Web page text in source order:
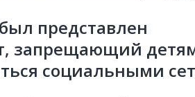
представлен
запрещающий
социальными